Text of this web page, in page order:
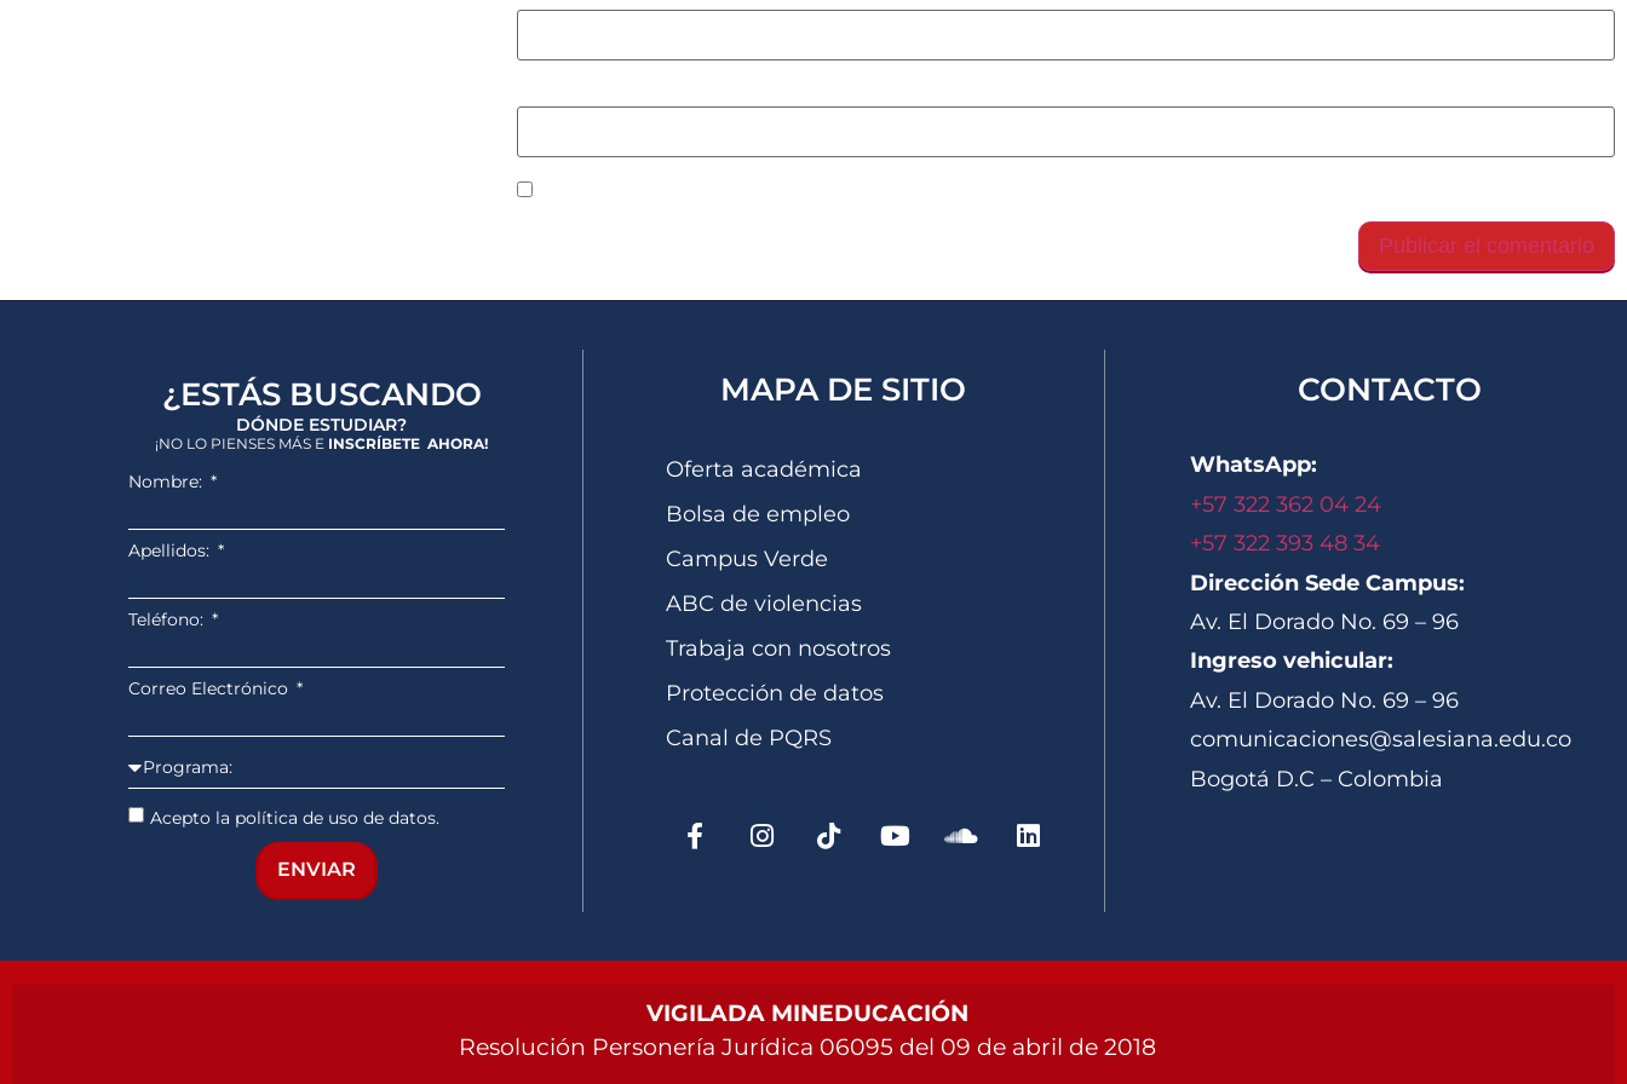
¿ESTÁS BUSCANDO
DÓNDE ESTUDIAR?
¡NO LO PIENSES MÁS E INSCRÍBETE AHORA!
Nombre:
Apellidos:
Teléfono:
Correo Electrónico
Acepto la política de uso de datos.
ENVIAR
MAPA DE SITIO
Oferta académica
Bolsa de empleo
Campus Verde
ABC de violencias
Trabaja con nosotros
Protección de datos
Canal de PQRS
CONTACTO
WhatsApp:
+57 322 362 04 24
+57 322 393 48 34
Dirección Sede Campus:
Av. El Dorado No. 69 – 96
Ingreso vehicular:
Av. El Dorado No. 69 – 96
comunicaciones@salesiana.edu.co
Bogotá D.C – Colombia
VIGILADA MINEDUCACIÓN
Resolución Personería Jurídica 06095 del 09 de abril de 2018